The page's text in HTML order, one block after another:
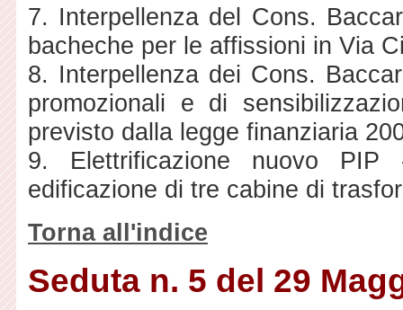
7. Interpellenza del Cons.
bacheche per le affissioni in Via
8. Interpellenza dei Cons.
promozionali e di
previsto dalla legge finanziaria
9. Elettrificazione nuovo
edificazione di tre cabine di
Torna all'indice
Seduta n. 5 del 29